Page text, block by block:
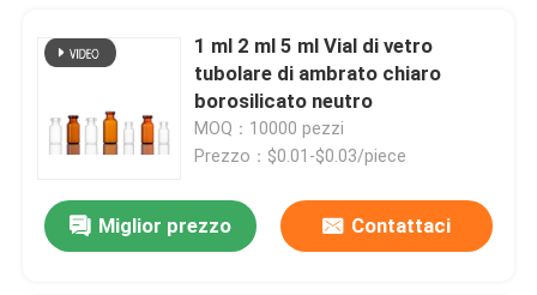
1 ml 2 ml 5 ml Vial di vetro
tubolare di ambrato chiaro
borosilicato neutro
MOQ：10000 pezzi
Prezzo：$0.01-$0.03/piece
Miglior prezzo Contattaci